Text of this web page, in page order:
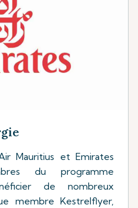
Mauritius et Emirates
du programme
de nombreux
membre Kestrelflyer,